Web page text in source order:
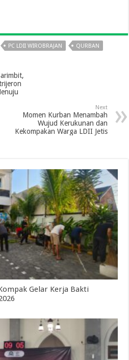
PC LDII WIROBRAJAN QURBAN
Next
Momen Kurban Menambah
Wujud Kerukunan dan
Kekompakan Warga LDII Jetis
Gelar Kerja Bakti